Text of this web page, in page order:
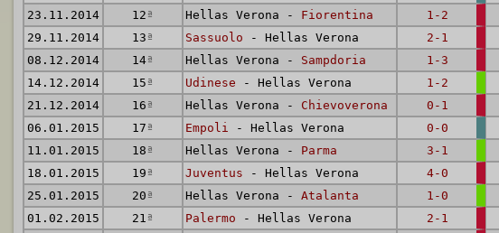
23.11.2014
12 ª Hellas Verona - Fiorentina 1-2
29.11.2014
13 ª Sassuolo - Hellas Verona 2-1
08.12.2014
14ª Hellas Verona - Sampdoria 1-3
14.12.2014
15 ª Udinese - Hellas Verona 1-2
21.12.2014
16 ª Hellas Verona - Chievoverona 0-1
06.01.2015
17 ª Empoli - Hellas Verona 0-0
11.01.2015
18 ª Hellas Verona - Parma 3-1
18.01.2015
19 ª Juventus - Hellas Verona 4-0
25.01.2015
20 ª Hellas Verona - Atalanta 1-0
01.02.2015
21 ª Palermo - Hellas Verona 2-1